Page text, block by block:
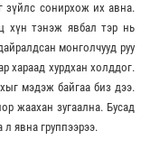
зүйлс сонирхож их авна.
хүн тэнэж явбал тэр нь
монголчууд руу
хараад хурдхан холддог.
мэдэж байгаа биз дээ.
жаахан зугаална. Бусад
л явна группээрээ.